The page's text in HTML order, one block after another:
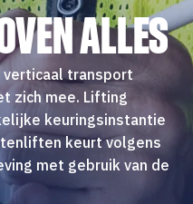
ALLES
verticaal transport
zich mee. Lifting
keuringsinstantie
keurt volgens
met gebruik van de